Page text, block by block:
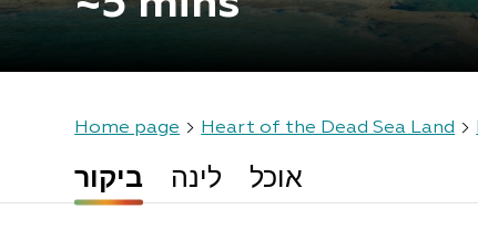
Home page Heart of the Dead Sea Land
ביקור לינה אוכל